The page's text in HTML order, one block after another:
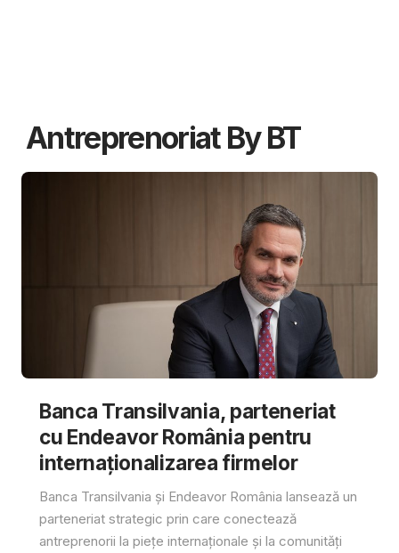
Antreprenoriat By BT
Banca Transilvania, parteneriat
cu Endeavor România pentru
internaționalizarea firmelor
Banca Transilvania și Endeavor România lansează un
parteneriat strategic prin care conectează
antreprenorii la piețe internaționale și la comunități